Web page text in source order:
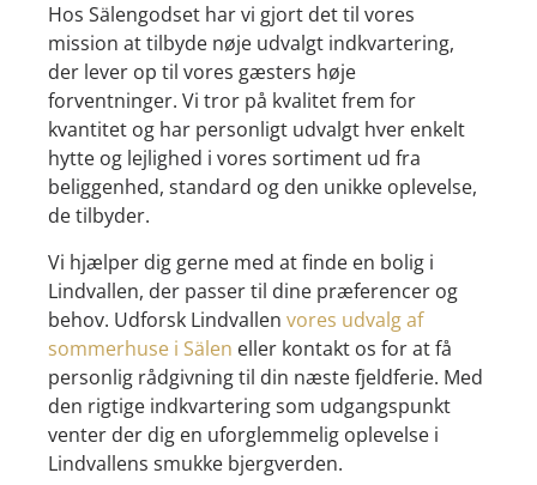
Hos Sälengodset har vi gjort det til vores
mission at tilbyde nøje udvalgt indkvartering,
der lever op til vores gæsters høje
forventninger. Vi tror på kvalitet frem for
kvantitet og har personligt udvalgt hver enkelt
hytte og lejlighed i vores sortiment ud fra
beliggenhed, standard og den unikke oplevelse,
de tilbyder.
Vi hjælper dig gerne med at finde en bolig i
Lindvallen, der passer til dine præferencer og
behov. Udforsk Lindvallen vores udvalg af
sommerhuse i Sälen eller kontakt os for at få
personlig rådgivning til din næste fjeldferie. Med
den rigtige indkvartering som udgangspunkt
venter der dig en uforglemmelig oplevelse i
Lindvallens smukke bjergverden.